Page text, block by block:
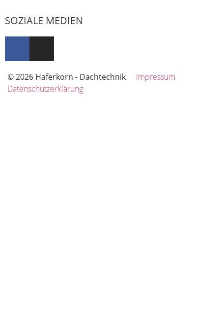
SOZIALE MEDIEN
© 2026 Haferkorn - Dachtechnik
Impressum
Datenschutzerklärung